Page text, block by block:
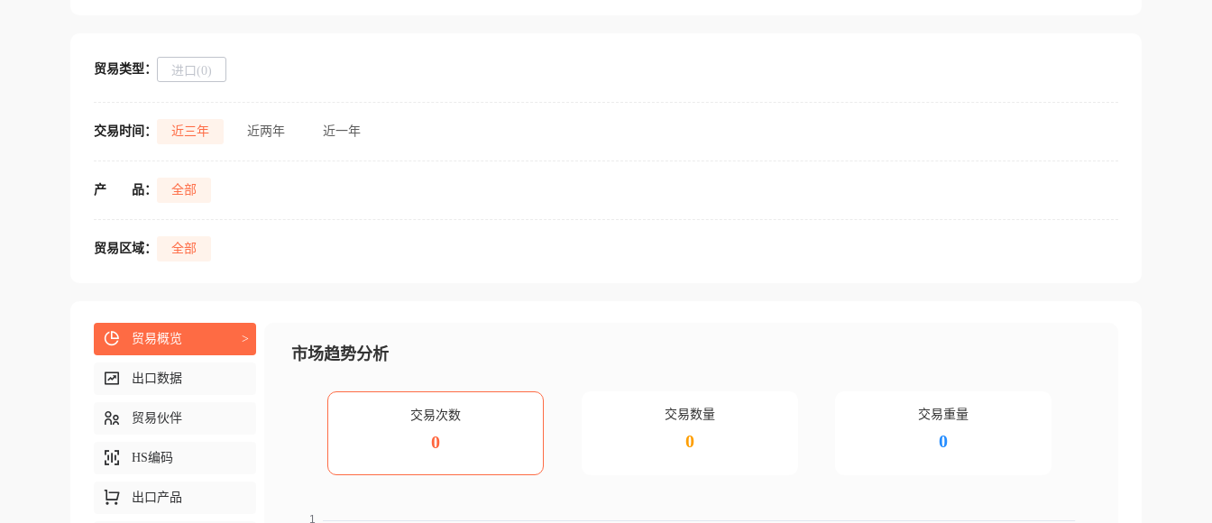
贸易类型： 进口(0)
交易时间： 近三年 近两年 近一年
产 品： 全部
贸易区域： 全部
市场趋势分析
交易次数
0
交易数量
0
交易重量
0
贸易概览 >
出口数据
贸易伙伴
HS编码
出口产品